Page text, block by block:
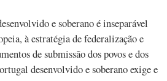
e soberano é inseparável
à estratégia de federalização e
de submissão dos povos e dos
desenvolvido e soberano exige e